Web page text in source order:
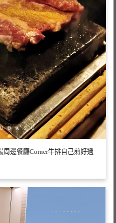
邊餐廳Corner牛排自己煎好過